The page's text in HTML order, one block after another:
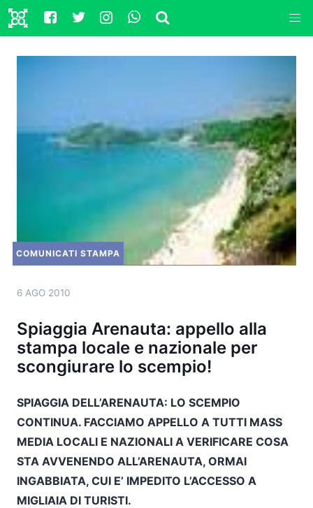
COMUNICATI STAMPA
6 AGO 2010
Spiaggia Arenauta: appello alla
stampa locale e nazionale per
scongiurare lo scempio!
SPIAGGIA DELL’ARENAUTA: LO SCEMPIO
CONTINUA. FACCIAMO APPELLO A TUTTI MASS
MEDIA LOCALI E NAZIONALI A VERIFICARE COSA
STA AVVENENDO ALL’ARENAUTA, ORMAI
INGABBIATA, CUI E’ IMPEDITO L’ACCESSO A
MIGLIAIA DI TURISTI.